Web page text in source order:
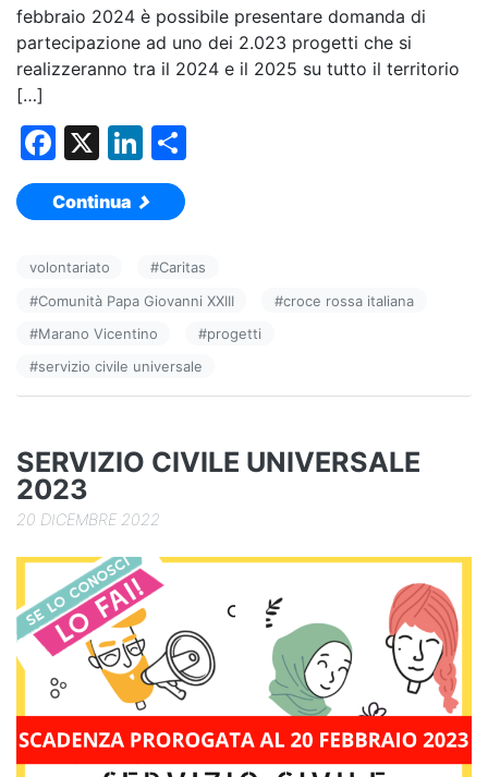
febbraio 2024 è possibile presentare domanda di
partecipazione ad uno dei 2.023 progetti che si
realizzeranno tra il 2024 e il 2025 su tutto il territorio
[…]
F
a
c
b
o
o
k
X
Li
n
k
dI
n
vi
di
Continua
volontariato #Caritas
#Comunità Papa Giovanni XXIII #croce rossa italiana
#Marano Vicentino #progetti
#servizio civile universale
SERVIZIO CIVILE UNIVERSALE
2023
20 DICEMBRE 2022